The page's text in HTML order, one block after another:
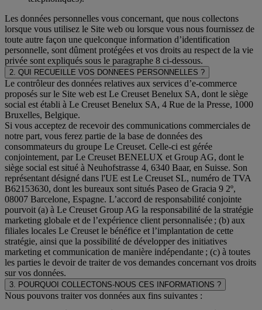
Les données personnelles vous concernant, que nous collectons
lorsque vous utilisez le Site web ou lorsque vous nous fournissez de
toute autre façon une quelconque information d’identification
personnelle, sont dûment protégées et vos droits au respect de la vie
privée sont expliqués sous le paragraphe 8 ci-dessous.
2. QUI RECUEILLE VOS DONNEES PERSONNELLES ?
Le contrôleur des données relatives aux services d’e-commerce
proposés sur le Site web est Le Creuset Benelux SA, dont le siège
social est établi à Le Creuset Benelux SA, 4 Rue de la Presse, 1000
Bruxelles, Belgique.
Si vous acceptez de recevoir des communications commerciales de
notre part, vous ferez partie de la base de données des
consommateurs du groupe Le Creuset. Celle-ci est gérée
conjointement, par Le Creuset BENELUX et Group AG, dont le
siège social est situé à Neuhofstrasse 4, 6340 Baar, en Suisse. Son
représentant désigné dans l'UE est Le Creuset SL, numéro de TVA
B62153630, dont les bureaux sont situés Paseo de Gracia 9 2º,
08007 Barcelone, Espagne. L’accord de responsabilité conjointe
pourvoit (a) à Le Creuset Group AG la responsabilité de la stratégie
marketing globale et de l’expérience client personnalisée ; (b) aux
filiales locales Le Creuset le bénéfice et l’implantation de cette
stratégie, ainsi que la possibilité de développer des initiatives
marketing et communication de manière indépendante ; (c) à toutes
les parties le devoir de traiter de vos demandes concernant vos droits
sur vos données.
3. POURQUOI COLLECTONS-NOUS CES INFORMATIONS ?
Nous pouvons traiter vos données aux fins suivantes :